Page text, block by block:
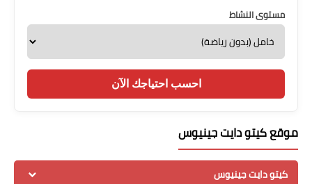
مستوى النشاط
احسب احتياجك الآن
موقع كيتو دايت جينيوس
كيتو دايت جينيوس